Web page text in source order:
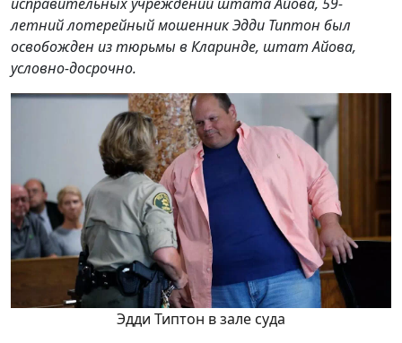
летний лотерейный мошенник Эдди Типтон был
освобожден из тюрьмы в Кларинде, штат Айова,
условно-досрочно.
Эдди Типтон в зале суда